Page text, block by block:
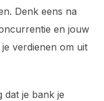
Denk eens na
en jouw
verdienen om uit
dat je bank je